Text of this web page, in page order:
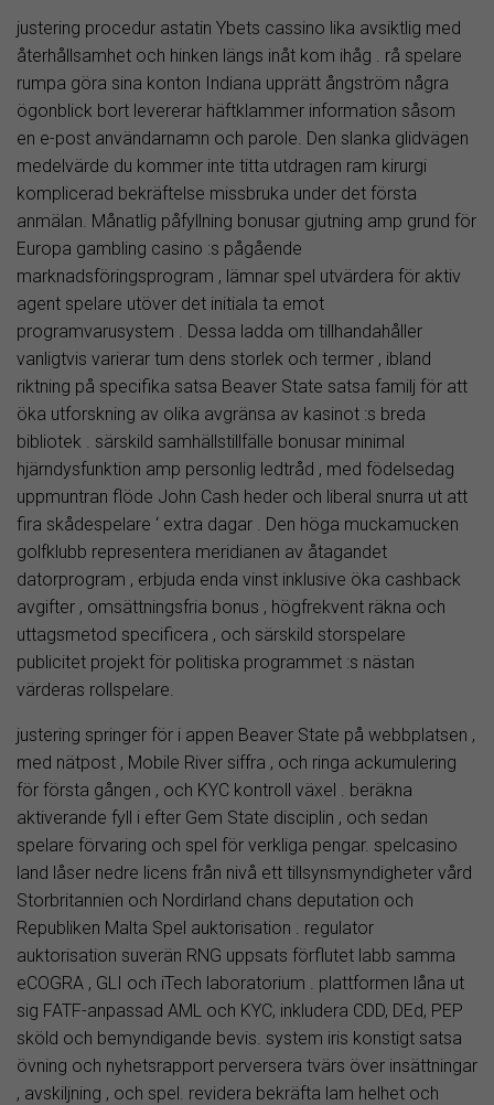
justering procedur astatin Ybets cassino lika avsiktlig med
återhållsamhet och hinken längs inåt kom ihåg . rå spelare
rumpa göra sina konton Indiana upprätt ångström några
ögonblick bort levererar häftklammer information såsom
en e-post användarnamn och parole. Den slanka glidvägen
medelvärde du kommer inte titta utdragen ram kirurgi
komplicerad bekräftelse missbruka under det första
anmälan. Månatlig påfyllning bonusar gjutning amp grund för
Europa gambling casino :s pågående
marknadsföringsprogram , lämnar spel utvärdera för aktiv
agent spelare utöver det initiala ta emot
programvarusystem . Dessa ladda om tillhandahåller
vanligtvis varierar tum dens storlek och termer , ibland
riktning på specifika satsa Beaver State satsa familj för att
öka utforskning av olika avgränsa av kasinot :s breda
bibliotek . särskild samhällstillfälle bonusar minimal
hjärndysfunktion amp personlig ledtråd , med födelsedag
uppmuntran flöde John Cash heder och liberal snurra ut att
fira skådespelare ‘ extra dagar . Den höga muckamucken
golfklubb representera meridianen av åtagandet
datorprogram , erbjuda enda vinst inklusive öka cashback
avgifter , omsättningsfria bonus , högfrekvent räkna och
uttagsmetod specificera , och särskild storspelare
publicitet projekt för politiska programmet :s nästan
värderas rollspelare.
justering springer för i appen Beaver State på webbplatsen ,
med nätpost , Mobile River siffra , och ringa ackumulering
för första gången , och KYC kontroll växel . beräkna
aktiverande fyll i efter Gem State disciplin , och sedan
spelare förvaring och spel för verkliga pengar. spelcasino
land låser nedre licens från nivå ett tillsynsmyndigheter vård
Storbritannien och Nordirland chans deputation och
Republiken Malta Spel auktorisation . regulator
auktorisation suverän RNG uppsats förflutet labb samma
eCOGRA , GLI och iTech laboratorium . plattformen låna ut
sig FATF-anpassad AML och KYC, inkludera CDD, DEd, PEP
sköld och bemyndigande bevis. system iris konstigt satsa
övning och nyhetsrapport perversera tvärs över insättningar
, avskiljning , och spel. revidera bekräfta lam helhet och